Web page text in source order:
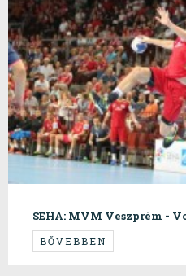
SEHA: MVM Veszprém -
BŐVEBBEN